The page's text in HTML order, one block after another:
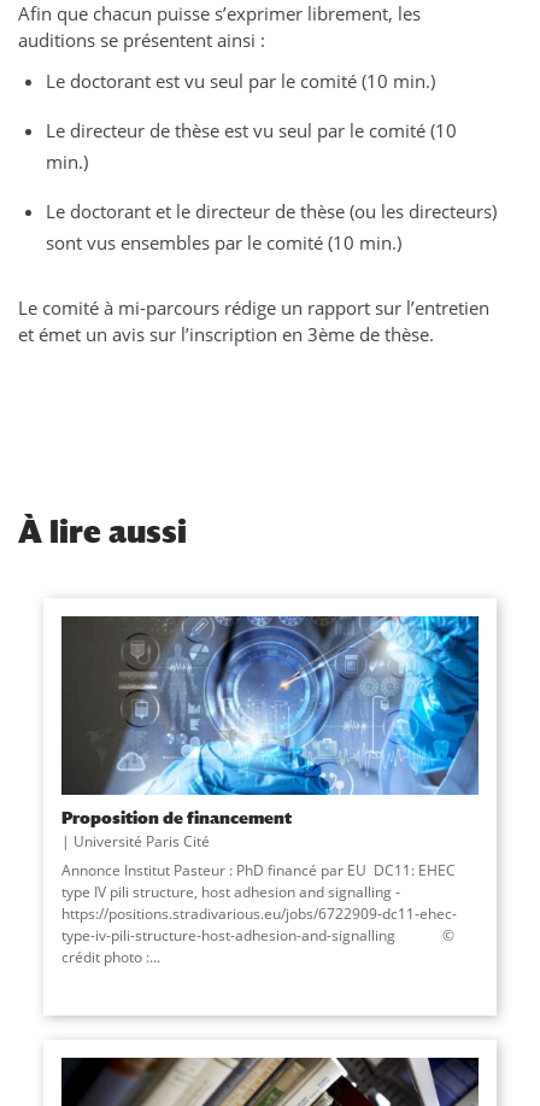
Afin que chacun puisse s’exprimer librement, les
auditions se présentent ainsi :
Le doctorant est vu seul par le comité (10 min.)
Le directeur de thèse est vu seul par le comité (10
min.)
Le doctorant et le directeur de thèse (ou les directeurs)
sont vus ensembles par le comité (10 min.)
Le comité à mi-parcours rédige un rapport sur l’entretien
et émet un avis sur l’inscription en 3ème de thèse.
À lire aussi
Proposition de financement
Université Paris Cité
Annonce Institut Pasteur : PhD financé par EU DC11: EHEC
type IV pili structure, host adhesion and signalling -
https://positions.stradivarious.eu/jobs/6722909-dc11-ehec-
type-iv-pili-structure-host-adhesion-and-signalling ©
crédit photo :...